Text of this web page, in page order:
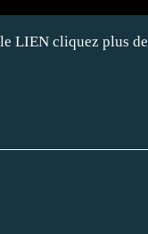
LIEN cliquez plus de